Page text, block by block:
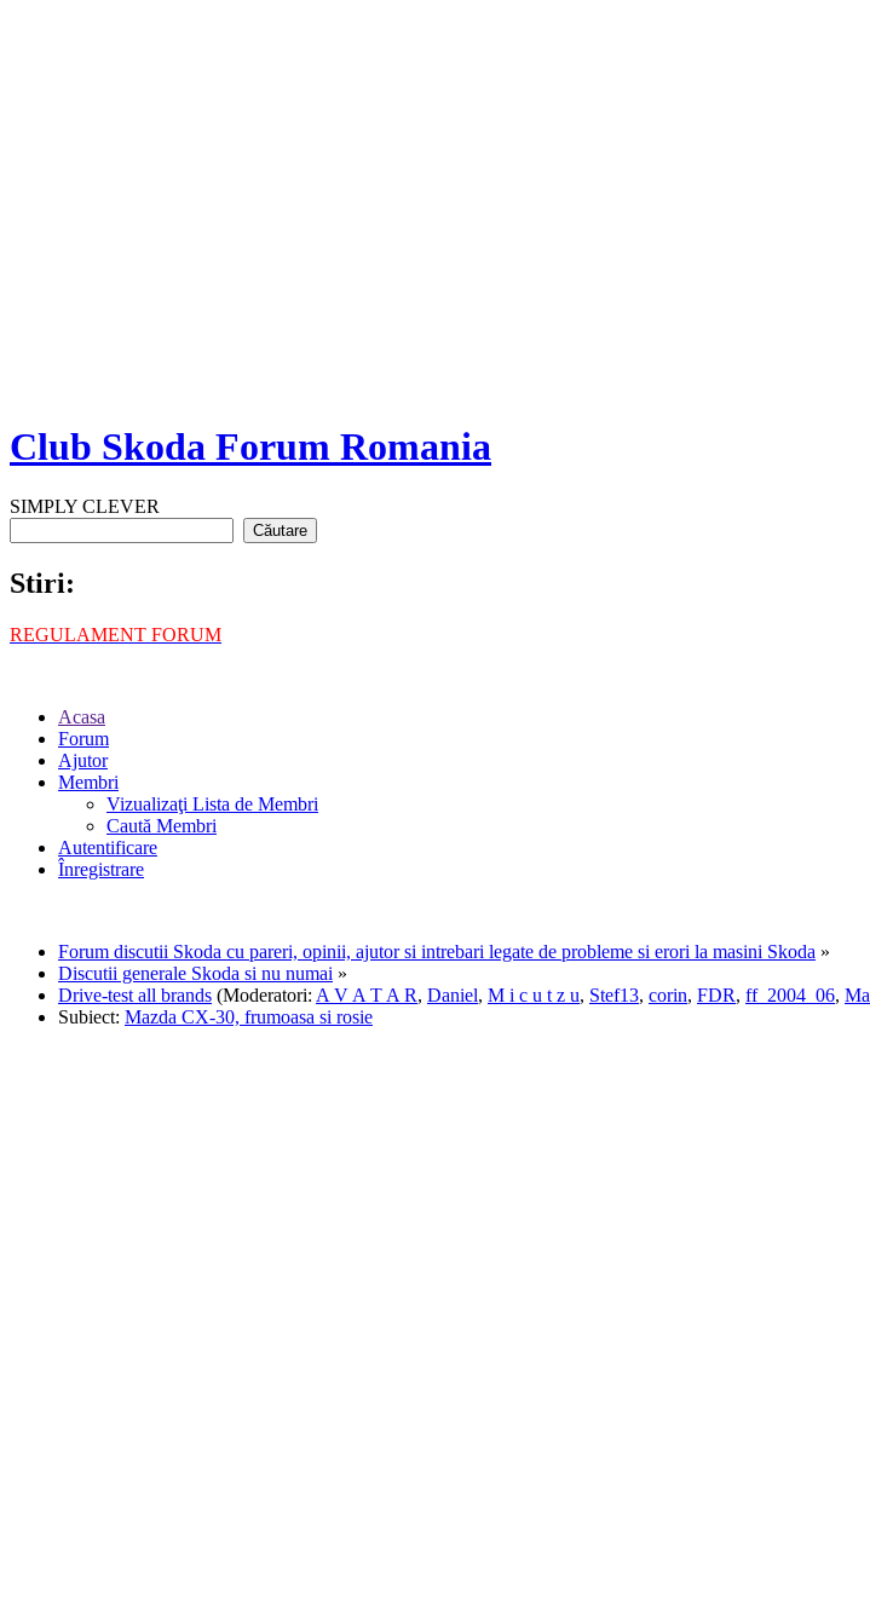
Club Skoda Forum Romania
SIMPLY CLEVER
Stiri:
REGULAMENT FORUM
Acasa
Forum
Ajutor
Membri
Vizualizaţi Lista de Membri
Caută Membri
Autentificare
Înregistrare
Forum discutii Skoda cu pareri, opinii, ajutor si intrebari legate de probleme si erori la masini Skoda »
Discutii generale Skoda si nu numai »
Drive-test all brands (Moderatori: A V A T A R, Daniel, M i c u t z u, Stef13, corin, FDR, ff_2004_06,
Subiect: Mazda CX-30, frumoasa si rosie